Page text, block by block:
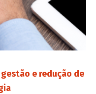
e redução de